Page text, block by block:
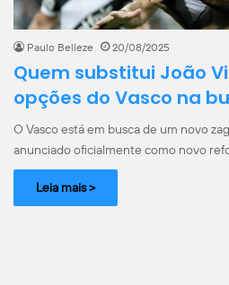
Paulo Belleze 20/08/2025
Quem substitui João
opções do Vasco na
O Vasco está em busca de um novo
anunciado oficialmente como novo
Leia mais >